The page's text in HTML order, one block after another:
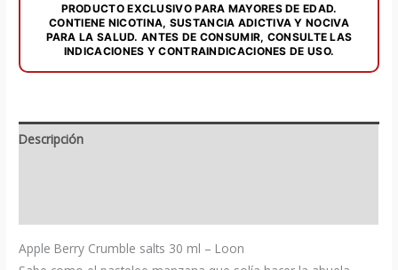
cantidadPRODUCTO EXCLUSIVO PARA MAYORES DE EDAD.
CONTIENE NICOTINA, SUSTANCIA ADICTIVA Y NOCIVA
PARA LA SALUD. ANTES DE CONSUMIR, CONSULTE LAS
INDICACIONES Y CONTRAINDICACIONES DE USO.
Descripción
Apple Berry Crumble salts 30 ml – Loon